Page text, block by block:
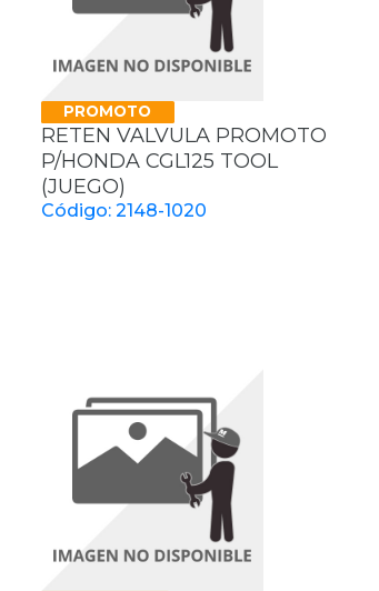
PROMOTO
RETEN VALVULA PROMOTO
P/HONDA CGL125 TOOL
(JUEGO)
Código: 2148-1020